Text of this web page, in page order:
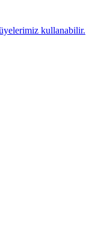
kullanabilir.